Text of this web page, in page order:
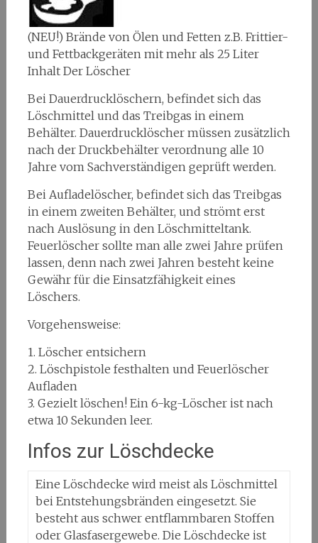
(NEU!) Brände von Ölen und Fetten z.B. Frittier-
und Fettbackgeräten mit mehr als 25 Liter
Inhalt Der Löscher
Bei Dauerdrucklöschern, befindet sich das
Löschmittel und das Treibgas in einem
Behälter. Dauerdrucklöscher müssen zusätzlich
nach der Druckbehälter verordnung alle 10
Jahre vom Sachverständigen geprüft werden.
Bei Aufladelöscher, befindet sich das Treibgas
in einem zweiten Behälter, und strömt erst
nach Auslösung in den Löschmitteltank.
Feuerlöscher sollte man alle zwei Jahre prüfen
lassen, denn nach zwei Jahren besteht keine
Gewähr für die Einsatzfähigkeit eines
Löschers.
Vorgehensweise:
1. Löscher entsichern
2. Löschpistole festhalten und Feuerlöscher
Aufladen
3. Gezielt löschen! Ein 6-kg-Löscher ist nach
etwa 10 Sekunden leer.
Infos zur Löschdecke
Eine Löschdecke wird meist als Löschmittel
bei Entstehungsbränden eingesetzt. Sie
besteht aus schwer entflammbaren Stoffen
oder Glasfasergewebe. Die Löschdecke ist